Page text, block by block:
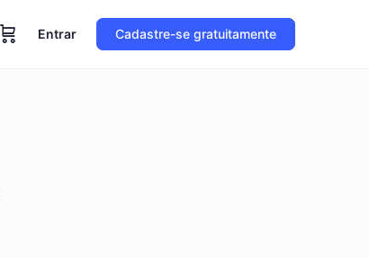
Entrar Cadastre-se gratuitamente